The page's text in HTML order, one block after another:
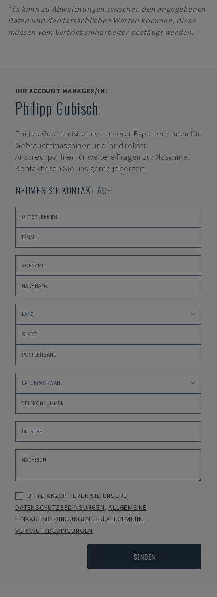
*Es kann zu Abweichungen zwischen den angegebenen
Daten und den tatsächlichen Werten kommen, diese
müssen vom Vertriebsmitarbeiter bestätigt werden.
IHR ACCOUNT MANAGER/IN:
Philipp Gubisch
Philipp Gubisch ist eine/r unserer Experten/innen für
Gebrauchtmaschinen und Ihr direkter
Ansprechpartner für weitere Fragen zur Maschine.
Kontaktieren Sie uns gerne jederzeit.
NEHMEN SIE KONTAKT AUF
BITTE AKZEPTIEREN SIE UNSERE
DATENSCHUTZBEDINGUNGEN,ALLGEMEINE
EINKAUFSBEDINGUNGEN undALLGEMEINE
VERKAUFSBEDINGUNGEN
SENDEN